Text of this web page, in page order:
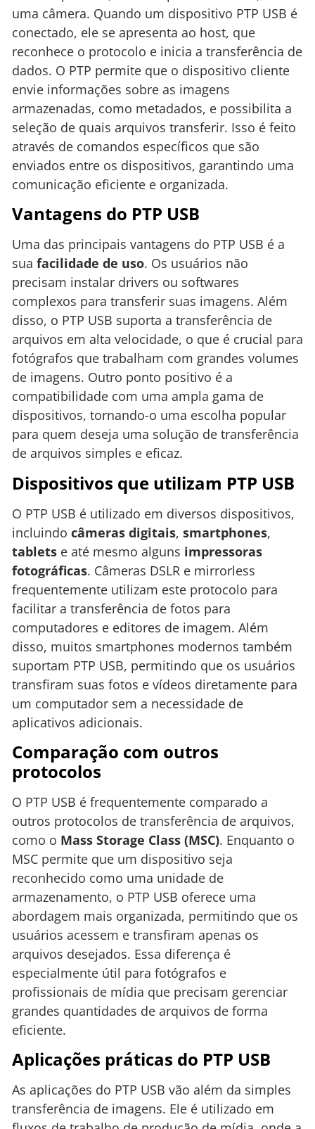
uma câmera. Quando um dispositivo PTP USB é
conectado, ele se apresenta ao host, que
reconhece o protocolo e inicia a transferência de
dados. O PTP permite que o dispositivo cliente
envie informações sobre as imagens
armazenadas, como metadados, e possibilita a
seleção de quais arquivos transferir. Isso é feito
através de comandos específicos que são
enviados entre os dispositivos, garantindo uma
comunicação eficiente e organizada.
Vantagens do PTP USB
Uma das principais vantagens do PTP USB é a
sua facilidade de uso. Os usuários não
precisam instalar drivers ou softwares
complexos para transferir suas imagens. Além
disso, o PTP USB suporta a transferência de
arquivos em alta velocidade, o que é crucial para
fotógrafos que trabalham com grandes volumes
de imagens. Outro ponto positivo é a
compatibilidade com uma ampla gama de
dispositivos, tornando-o uma escolha popular
para quem deseja uma solução de transferência
de arquivos simples e eficaz.
Dispositivos que utilizam PTP USB
O PTP USB é utilizado em diversos dispositivos,
incluindo câmeras digitais, smartphones,
tablets e até mesmo alguns impressoras
fotográficas. Câmeras DSLR e mirrorless
frequentemente utilizam este protocolo para
facilitar a transferência de fotos para
computadores e editores de imagem. Além
disso, muitos smartphones modernos também
suportam PTP USB, permitindo que os usuários
transfiram suas fotos e vídeos diretamente para
um computador sem a necessidade de
aplicativos adicionais.
Comparação com outros
protocolos
O PTP USB é frequentemente comparado a
outros protocolos de transferência de arquivos,
como o Mass Storage Class (MSC). Enquanto o
MSC permite que um dispositivo seja
reconhecido como uma unidade de
armazenamento, o PTP USB oferece uma
abordagem mais organizada, permitindo que os
usuários acessem e transfiram apenas os
arquivos desejados. Essa diferença é
especialmente útil para fotógrafos e
profissionais de mídia que precisam gerenciar
grandes quantidades de arquivos de forma
eficiente.
Aplicações práticas do PTP USB
As aplicações do PTP USB vão além da simples
transferência de imagens. Ele é utilizado em